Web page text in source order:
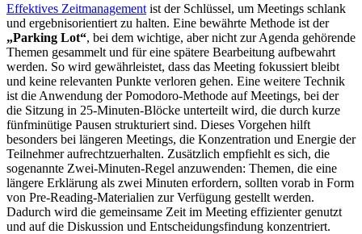
Effektives Zeitmanagement ist der Schlüssel, um Meetings schlank
und ergebnisorientiert zu halten. Eine bewährte Methode ist der
„Parking Lot“, bei dem wichtige, aber nicht zur Agenda gehörende
Themen gesammelt und für eine spätere Bearbeitung aufbewahrt
werden. So wird gewährleistet, dass das Meeting fokussiert bleibt
und keine relevanten Punkte verloren gehen. Eine weitere Technik
ist die Anwendung der Pomodoro-Methode auf Meetings, bei der
die Sitzung in 25-Minuten-Blöcke unterteilt wird, die durch kurze
fünfminütige Pausen strukturiert sind. Dieses Vorgehen hilft
besonders bei längeren Meetings, die Konzentration und Energie der
Teilnehmer aufrechtzuerhalten. Zusätzlich empfiehlt es sich, die
sogenannte Zwei-Minuten-Regel anzuwenden: Themen, die eine
längere Erklärung als zwei Minuten erfordern, sollten vorab in Form
von Pre-Reading-Materialien zur Verfügung gestellt werden.
Dadurch wird die gemeinsame Zeit im Meeting effizienter genutzt
und auf die Diskussion und Entscheidungsfindung konzentriert.